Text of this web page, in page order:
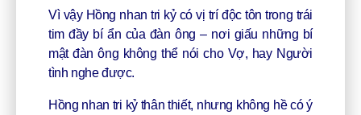
Vì vậy Hồng nhan tri kỷ có vị trí độc tôn trong trái
tim đầy bí ẩn của đàn ông – nơi giấu những bí
mật đàn ông không thể nói cho Vợ, hay Người
tình nghe được.
Hồng nhan tri kỷ thân thiết, nhưng không hề có ý